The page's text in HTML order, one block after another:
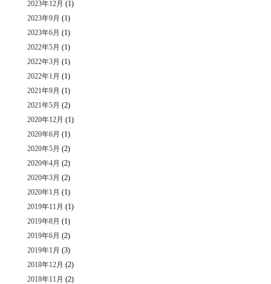
2023年12月 (1)
2023年9月 (1)
2023年6月 (1)
2022年5月 (1)
2022年3月 (1)
2022年1月 (1)
2021年9月 (1)
2021年5月 (2)
2020年12月 (1)
2020年6月 (1)
2020年5月 (2)
2020年4月 (2)
2020年3月 (2)
2020年1月 (1)
2019年11月 (1)
2019年8月 (1)
2019年6月 (2)
2019年1月 (3)
2018年12月 (2)
2018年11月 (2)